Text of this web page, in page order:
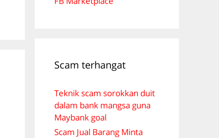
Scam terhangat
Teknik scam sorokkan duit
dalam bank mangsa guna
Maybank goal
Scam Jual Barang Minta